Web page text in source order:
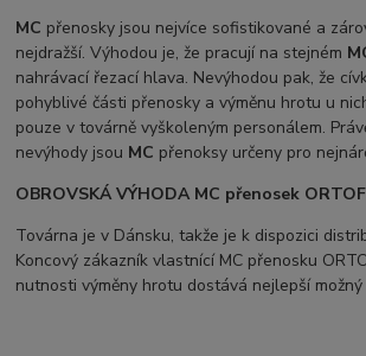
MC přenosky jsou nejvíce sofistikované a
nejdražší. Výhodou je, že pracují na stejném
nahrávací řezací hlava. Nevýhodou pak, že
pohyblivé části přenosky a výměnu hrotu u
pouze v továrně vyškoleným personálem.
nevýhody jsou MC přenoksy určeny pro
OBROVSKÁ VÝHODA MC přenosek
Továrna je v Dánsku, takže je k dispozici
Koncový zákazník vlastnící MC přenosku
nutnosti výměny hrotu dostává nejlepší možný